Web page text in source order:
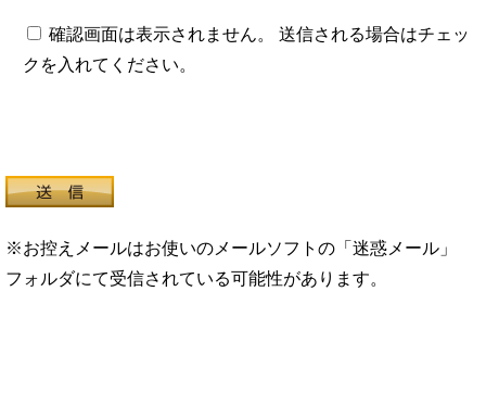
確認画面は表示されません。 送信される場合はチェッ
クを入れてください。
※お控えメールはお使いのメールソフトの「迷惑メール」
フォルダにて受信されている可能性があります。